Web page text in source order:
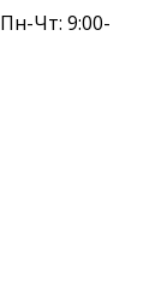
Пн-Чт: 9:00-